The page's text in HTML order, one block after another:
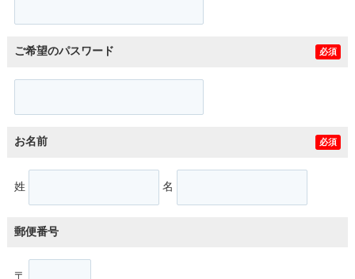
ご希望のパスワード 必須
お名前 必須
姓 名
郵便番号
〒